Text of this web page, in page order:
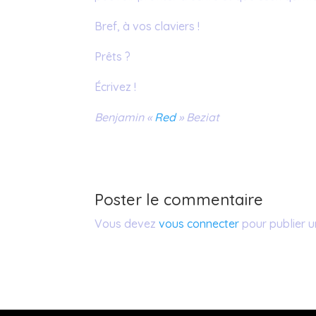
Bref, à vos claviers !
Prêts ?
Écrivez !
Benjamin « Red» Beziat
Poster le commentaire
Vous devezvous connecter pour publier